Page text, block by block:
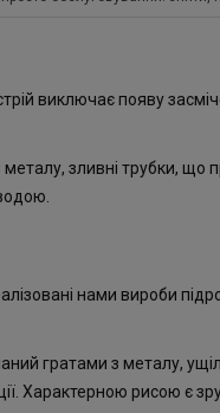
виключає появу
зливні трубки, що
нами вироби
гратами з металу,
Характерною рисою є